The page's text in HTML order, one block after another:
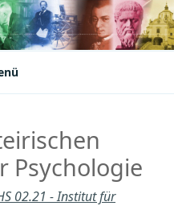
Psychologie
02.21 - Institut für